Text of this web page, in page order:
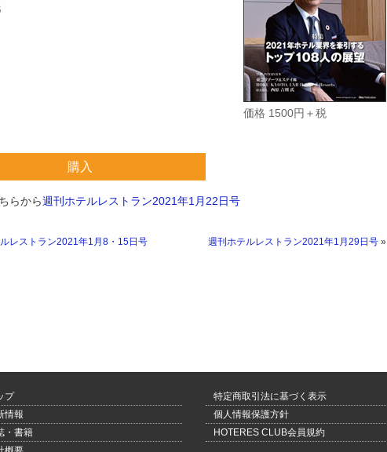
価格 1500円＋税
購入
らから週刊ホテルレストラン2021年1月22日号
レストラン2021年1月8・15日号 週刊ホテルレストラン2021年1月29日号 »
プ
情報
・書籍
特定商取引法に基づく表示
個人情報保護方針
HOTERES CLUB会員規約